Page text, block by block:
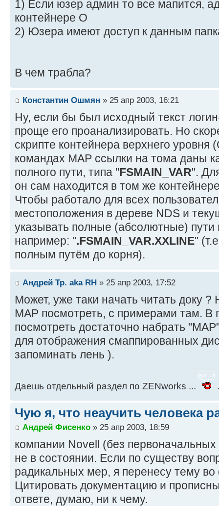
1) Если юзер админ то все мапится,
контейнере O
2) Юзера имеют доступ к данным
В чем трабла?
Константин Ошмян » 25 апр 2003, 16:21
Ну, если бы был исходный текст
проще его проанализировать. Но
скрипте контейнера верхнего уровня
командах MAP ссылки на тома даны
полного пути, типа "FSMAIN_VAR".
он сам находится в том же
Чтобы работало для всех
местоположения в дереве NDS и
указывать полные (абсолютные) пути
например: ".FSMAIN_VAR.XXLINE"
полным путём до корня).
Андрей Тр. aka RH » 25 апр 2003, 17:52
Может, уже таки начать читать доку
МАР посмотреть, с примерами там. В
посмотреть достаточно набрать
для отображения смаппированных
запоминать лень ).
Даешь отдельный раздел по ZENworks ...
Чую я, что неаучить человека
Андрей Фисенко » 25 апр 2003, 18:59
компании Novell (без
не в состоянии. Если по существу
радикальных мер, я перенесу тему
Цитировать документацию и
ответе, думаю, ни к чему.